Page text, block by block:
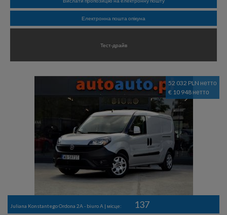
Електронна пошта опікуна
Тест-драйв
52 032 PLN нетто
€ 10 948 нетто
Juliana Konstantego Ordona 2A - biuro A | місце: 137